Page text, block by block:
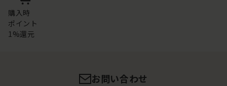
購入時
ポイント
1%還元
お問い合わせ